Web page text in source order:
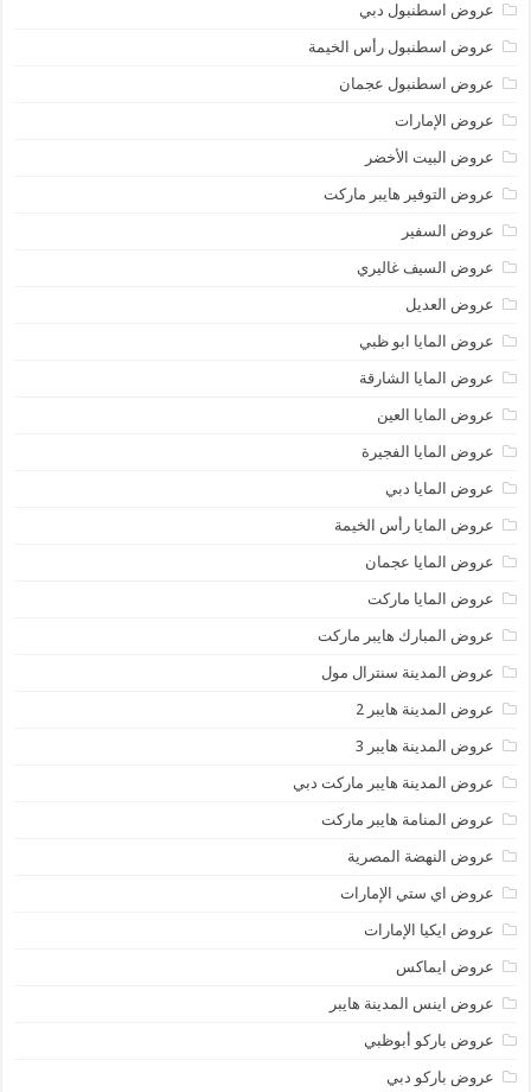
عروض اسطنبول دبي
عروض اسطنبول رأس الخيمة
عروض اسطنبول عجمان
عروض الإمارات
عروض البيت الأخضر
عروض التوفير هايبر ماركت
عروض السفير
عروض السيف غاليري
عروض العديل
عروض المايا ابو ظبي
عروض المايا الشارقة
عروض المايا العين
عروض المايا الفجيرة
عروض المايا دبي
عروض المايا رأس الخيمة
عروض المايا عجمان
عروض المايا ماركت
عروض المبارك هايبر ماركت
عروض المدينة سنترال مول
عروض المدينة هايبر 2
عروض المدينة هايبر 3
عروض المدينة هايبر ماركت دبي
عروض المنامة هايبر ماركت
عروض النهضة المصرية
عروض اي ستي الإمارات
عروض ايكيا الإمارات
عروض ايماكس
عروض اينس المدينة هايبر
عروض باركو أبوظبي
عروض باركو دبي